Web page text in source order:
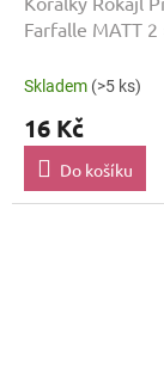
Farfalle MATT 2
Skladem (>5 ks)
16 Kč
Do košíku